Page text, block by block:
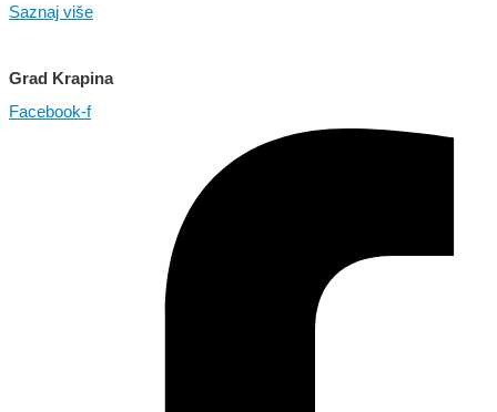
Saznaj više
Grad Krapina
Facebook-f